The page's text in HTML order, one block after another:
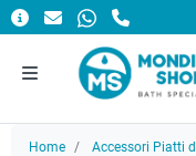
Home Accessori Piatti